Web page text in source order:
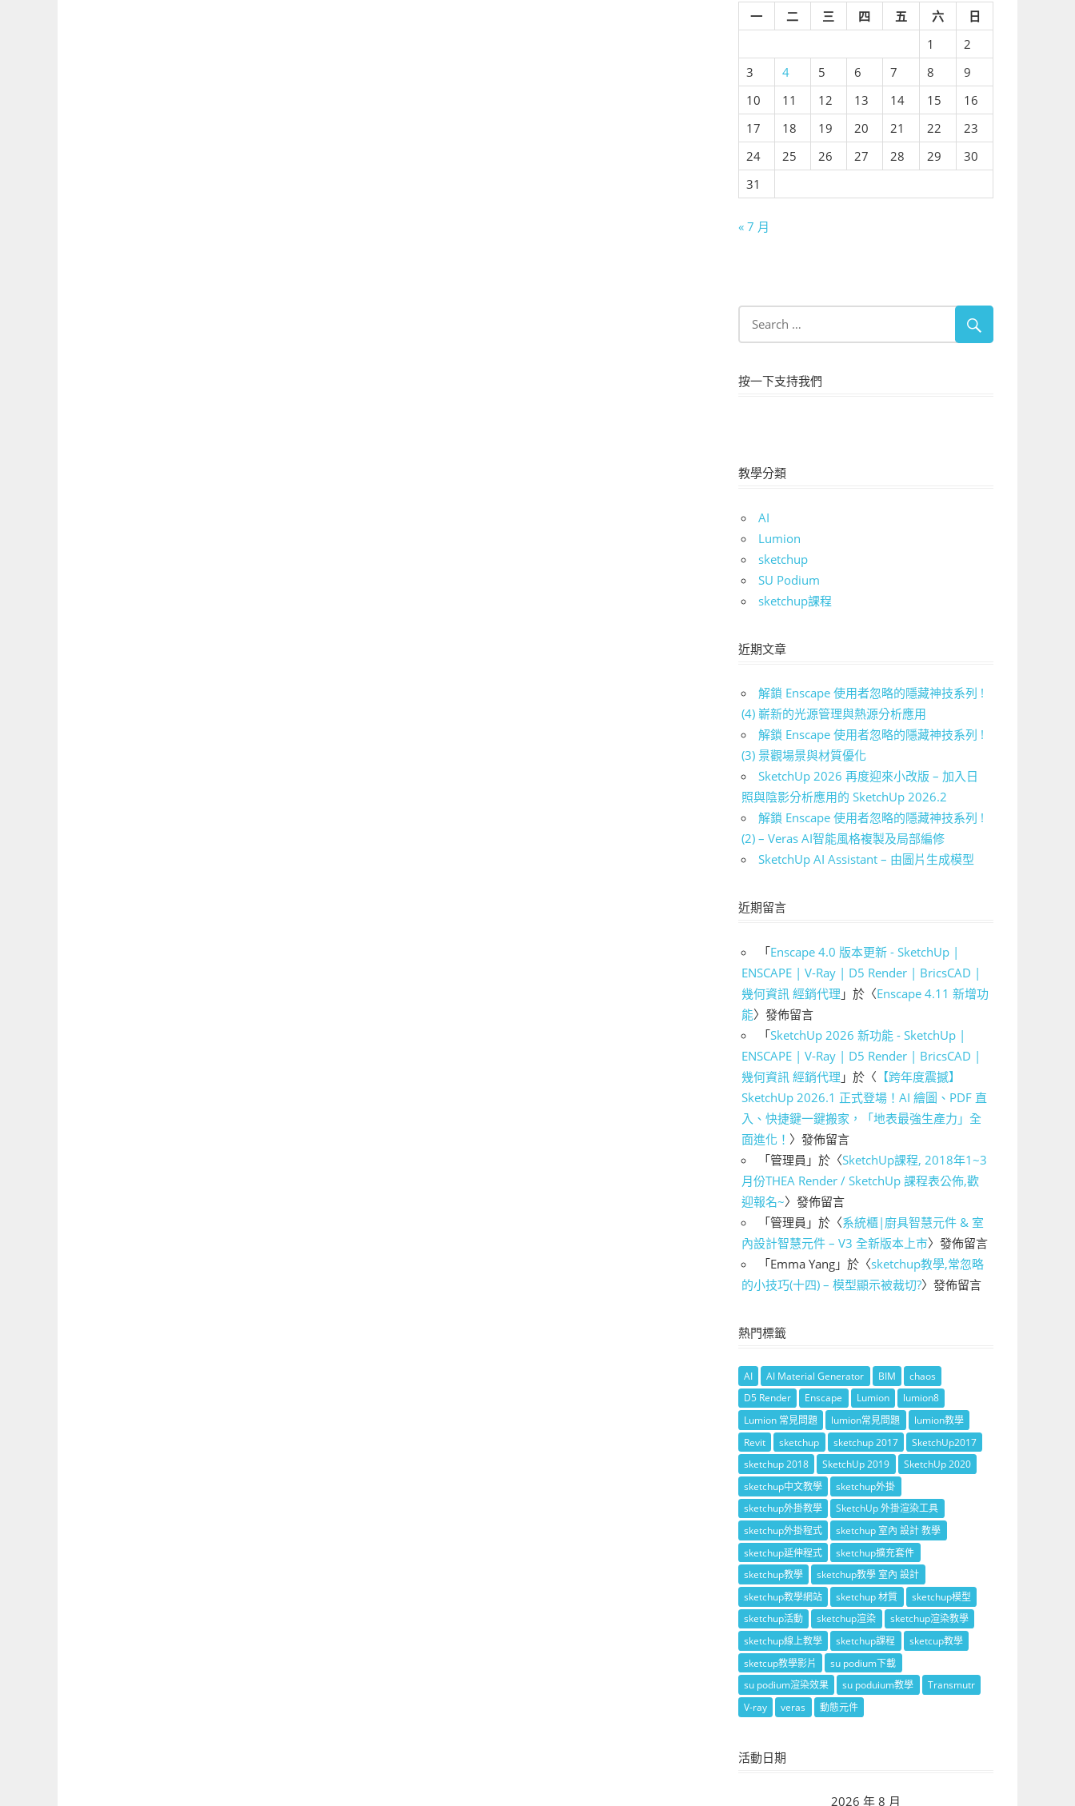
一
二 三 四 五 六
日
1
2
3
4 5 6 7 8
9
10
11 12 13 14 15
16
17
18 19 20 21 22
23
24
25 26 27 28 29
30
31
« 7 月
按一下支持我們
教學分類
AI
Lumion
sketchup
SU Podium
sketchup課程
近期文章
解鎖 Enscape 使用者忽略的隱藏神技系列 !
(4) 嶄新的光源管理與熱源分析應用
解鎖 Enscape 使用者忽略的隱藏神技系列 !
(3) 景觀場景與材質優化
SketchUp 2026 再度迎來小改版 – 加入日
照與陰影分析應用的 SketchUp 2026.2
解鎖 Enscape 使用者忽略的隱藏神技系列 !
(2) – Veras AI智能風格複製及局部編修
SketchUp AI Assistant – 由圖片生成模型
近期留言
「Enscape 4.0 版本更新 - SketchUp |
ENSCAPE | V-Ray | D5 Render | BricsCAD |
幾何資訊 經銷代理 」於〈Enscape 4.11 新增功
能〉發佈留言
「SketchUp 2026 新功能 - SketchUp |
ENSCAPE | V-Ray | D5 Render | BricsCAD |
幾何資訊 經銷代理 」於〈 【跨年度震撼】
SketchUp 2026.1 正式登場！AI 繪圖、PDF 直
入、快捷鍵一鍵搬家，「地表最強生產力」全
面進化！ 〉發佈留言
「管理員 」於〈SketchUp課程, 2018年1~3
月份THEA Render / SketchUp 課程表公佈,歡
迎報名~〉發佈留言
「管理員 」於〈系統櫃|廚具智慧元件 & 室
內設計智慧元件 – V3 全新版本上市〉發佈留言
「Emma Yang 」於〈sketchup教學,常忽略
的小技巧(十四) – 模型顯示被裁切?〉發佈留言
熱門標籤
AI AI Material Generator BIM
chaos
D5 Render
Enscape Lumion
lumion8
Lumion 常見問題
lumion常見問題
lumion教學
Revit
sketchup sketchup 2017
SketchUp2017
sketchup 2018
SketchUp 2019
SketchUp 2020
sketchup中文教學
sketchup外掛
sketchup外掛教學
SketchUp 外掛渲染工具
sketchup外掛程式
sketchup 室內 設計 教學
sketchup延伸程式
sketchup擴充套件
sketchup教學
sketchup教學 室內 設計
sketchup教學網站
sketchup 材質
sketchup模型
sketchup活動
sketchup渲染
sketchup渲染教學
sketchup線上教學
sketchup課程
sketcup教學
sketcup教學影片
su podium下載
su podium渲染效果
su poduium教學
Transmutr
V-ray
veras 動態元件
活動日期
2026 年 8 月